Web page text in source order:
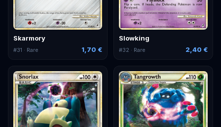
Skarmory
#31 · Rare 1,70 €
Slowking
#32 · Rare 2,40 €